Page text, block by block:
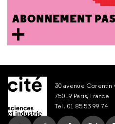
ABONNEMENT
30 avenue Corentin
75019 Paris, France
Tel. 01 85 53 99 74